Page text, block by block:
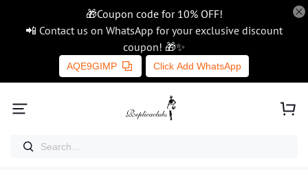
🎁Coupon code for 10% OFF!
📲 Contact us on WhatsApp for your exclusive discount
coupon! 🎁✨
AQE9GIMP Click Add WhatsApp